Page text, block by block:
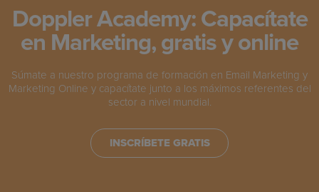
Doppler Academy: Capacítate
en Marketing, gratis y online
Súmate a nuestro programa de formación en Email Marketing y
Marketing Online y capacítate junto a los máximos referentes del
sector a nivel mundial.
INSCRÍBETE GRATIS